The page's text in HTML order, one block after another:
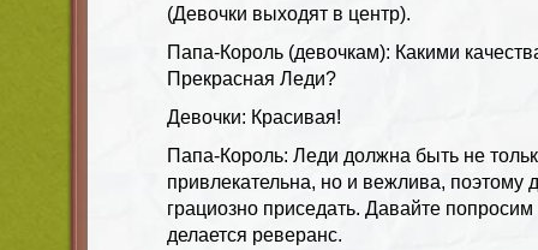
(Девочки выходят в центр).
Папа-Король (девочкам): Какими
Прекрасная Леди?
Девочки: Красивая!
Папа-Король: Леди должна быть не
привлекательна, но и вежлива, поэтому
грациозно приседать. Давайте попросим
делается реверанс.